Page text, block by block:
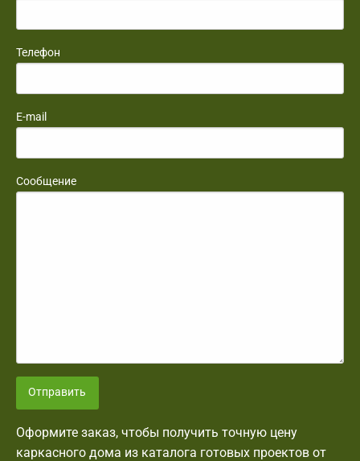
Телефон
E-mail
Сообщение
Отправить
Оформите заказ, чтобы получить точную цену
каркасного дома из каталога готовых проектов от